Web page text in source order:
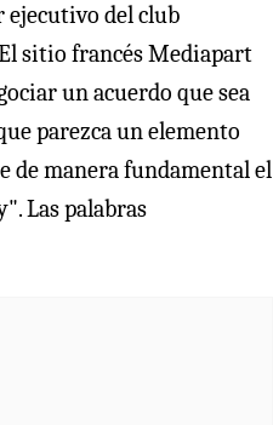
ejecutivo del club
sitio francés Mediapart
un acuerdo que sea
parezca un elemento
de manera fundamental el
Las palabras